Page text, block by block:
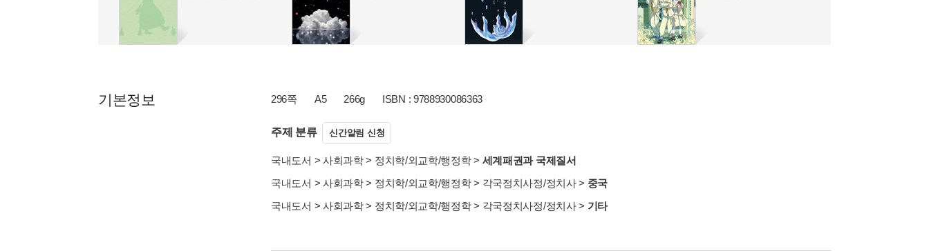
기본정보 296쪽 A5 266g ISBN : 9788930086363
주제 분류 신간알림 신청
국내도서 > 사회과학> 정치학/외교학/행정학> 세계패권과 국제질서
국내도서 > 사회과학> 정치학/외교학/행정학> 각국정치사정/정치사> 중국
국내도서 > 사회과학> 정치학/외교학/행정학> 각국정치사정/정치사> 기타